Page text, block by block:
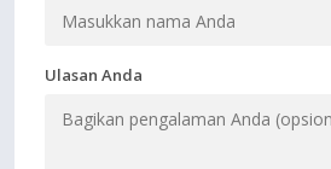
Ulasan Anda